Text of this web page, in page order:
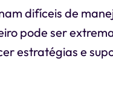
difíceis de
pode ser
estratégias e